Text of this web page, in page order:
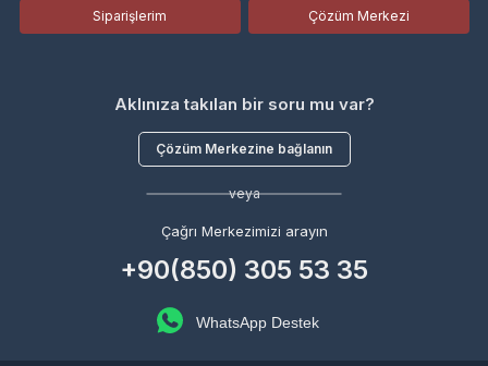
Siparişlerim Çözüm Merkezi
Aklınıza takılan bir soru mu var?
Çözüm Merkezine bağlanın
veya
Çağrı Merkezimizi arayın
+90(850) 305 53 35
WhatsApp Destek